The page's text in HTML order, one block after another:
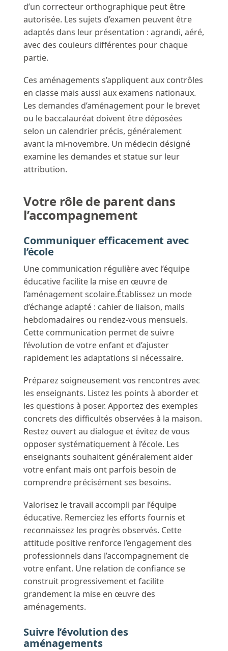
d’un correcteur orthographique peut être
autorisée. Les sujets d’examen peuvent être
adaptés dans leur présentation : agrandi, aéré,
avec des couleurs différentes pour chaque
partie.
Ces aménagements s’appliquent aux contrôles
en classe mais aussi aux examens nationaux.
Les demandes d’aménagement pour le brevet
ou le baccalauréat doivent être déposées
selon un calendrier précis, généralement
avant la mi-novembre. Un médecin désigné
examine les demandes et statue sur leur
attribution.
Votre rôle de parent dans
l’accompagnement
Communiquer efficacement avec
l’école
Une communication régulière avec l’équipe
éducative facilite la mise en œuvre de
l’aménagement scolaire.Établissez un mode
d’échange adapté : cahier de liaison, mails
hebdomadaires ou rendez-vous mensuels.
Cette communication permet de suivre
l’évolution de votre enfant et d’ajuster
rapidement les adaptations si nécessaire.
Préparez soigneusement vos rencontres avec
les enseignants. Listez les points à aborder et
les questions à poser. Apportez des exemples
concrets des difficultés observées à la maison.
Restez ouvert au dialogue et évitez de vous
opposer systématiquement à l’école. Les
enseignants souhaitent généralement aider
votre enfant mais ont parfois besoin de
comprendre précisément ses besoins.
Valorisez le travail accompli par l’équipe
éducative. Remerciez les efforts fournis et
reconnaissez les progrès observés. Cette
attitude positive renforce l’engagement des
professionnels dans l’accompagnement de
votre enfant. Une relation de confiance se
construit progressivement et facilite
grandement la mise en œuvre des
aménagements.
Suivre l’évolution des
aménagements